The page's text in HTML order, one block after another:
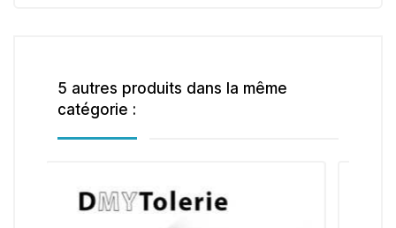
5 autres produits dans la même
catégorie :